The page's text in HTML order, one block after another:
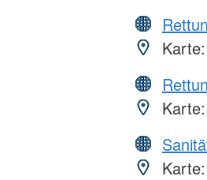
Karte:
Karte:
Karte: